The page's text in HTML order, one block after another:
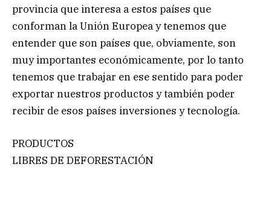
provincia que interesa a estos países que
conforman la Unión Europea y tenemos que
entender que son países que, obviamente, son
muy importantes económicamente, por lo tanto
tenemos que trabajar en ese sentido para poder
exportar nuestros productos y también poder
recibir de esos países inversiones y tecnología.
PRODUCTOS
LIBRES DE DEFORESTACIÓN